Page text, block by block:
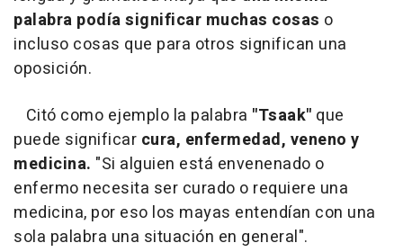
palabra podía significar muchas cosas o
incluso cosas que para otros significan una
oposición.
Citó como ejemplo la palabra "Tsaak" que
puede significar cura, enfermedad, veneno y
medicina. "Si alguien está envenenado o
enfermo necesita ser curado o requiere una
medicina, por eso los mayas entendían con una
sola palabra una situación en general".